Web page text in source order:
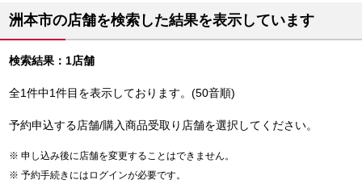
洲本市の店舗を検索した結果を表示しています
検索結果：1店舗
全1件中1件目を表示しております。(50音順)
予約申込する店舗/購入商品受取り店舗を選択してください。
申し込み後に店舗を変更することはできません。
予約手続きにはログインが必要です。